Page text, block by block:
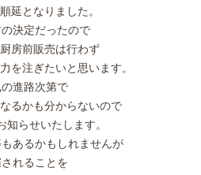
延となりました。
決定だったので
房前販売は行わず
を注ぎたいと思います。
の進路次第で
るかも分からないので
知らせいたします。
あるかもしれませんが
されることを